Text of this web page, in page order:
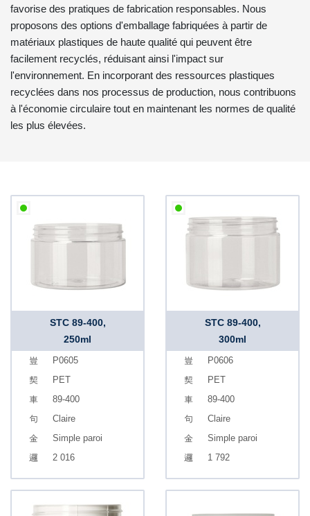
favorise des pratiques de fabrication responsables. Nous
proposons des options d'emballage fabriquées à partir de
matériaux plastiques de haute qualité qui peuvent être
facilement recyclés, réduisant ainsi l'impact sur
l'environnement. En incorporant des ressources plastiques
recyclées dans nos processus de production, nous contribuons
à l'économie circulaire tout en maintenant les normes de qualité
les plus élevées.
STC 89-400,
250ml
P0605
PET
89-400
Claire
Simple paroi
2 016
STC 89-400,
300ml
P0606
PET
89-400
Claire
Simple paroi
1 792